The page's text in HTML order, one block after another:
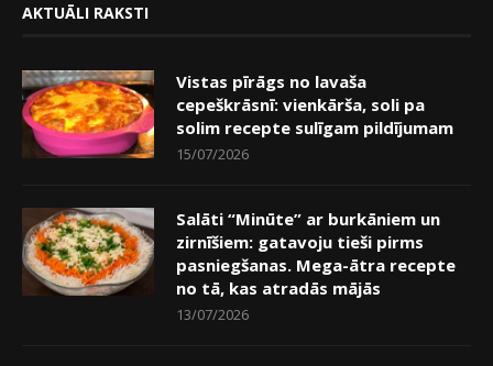
AKTUĀLI RAKSTI
Vistas pīrāgs no lavaša
cepeškrāsnī: vienkārša, soli pa
solim recepte sulīgam pildījumam
15/07/2026
Salāti “Minūte” ar burkāniem un
zirnīšiem: gatavoju tieši pirms
pasniegšanas. Mega-ātra recepte
no tā, kas atradās mājās
13/07/2026